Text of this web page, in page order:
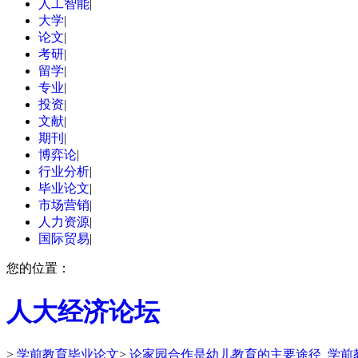
人工智能|
大学|
论文|
考研|
留学|
专业|
投资|
文献|
期刊 |
博弈论|
行业分析|
毕业论文|
市场营销|
人力资源|
国际贸易|
您的位置：
人大经济论坛
> 学前教育毕业论文> 论家园合作是幼儿教育的主要途径_学前